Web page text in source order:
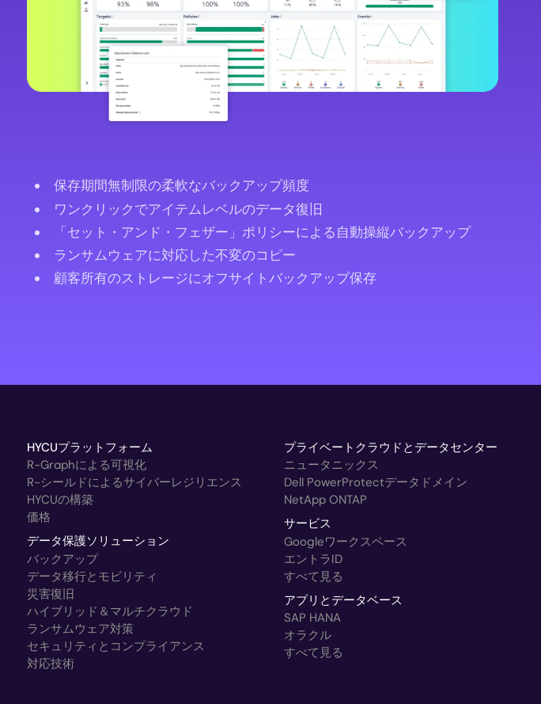
保存期間無制限の柔軟なバックアップ頻度
ワンクリックでアイテムレベルのデータ復旧
「セット・アンド・フェザー」ポリシーによる自動操縦バックアップ
ランサムウェアに対応した不変のコピー
顧客所有のストレージにオフサイトバックアップ保存
HYCUプラットフォーム
R-Graphによる可視化
R-シールドによるサイバーレジリエンス
HYCUの構築
価格
データ保護ソリューション
バックアップ
データ移行とモビリティ
災害復旧
ハイブリッド＆マルチクラウド
ランサムウェア対策
セキュリティとコンプライアンス
対応技術
プライベートクラウドとデータセンター
ニュータニックス
Dell PowerProtectデータドメイン
NetApp ONTAP
サービス
Googleワークスペース
エントラID
すべて見る
アプリとデータベース
SAP HANA
オラクル
すべて見る